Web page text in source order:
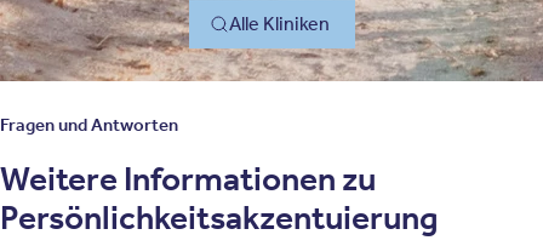
Alle Kliniken
Fragen und Antworten
Weitere Informationen zu
Persönlichkeitsakzentuierung